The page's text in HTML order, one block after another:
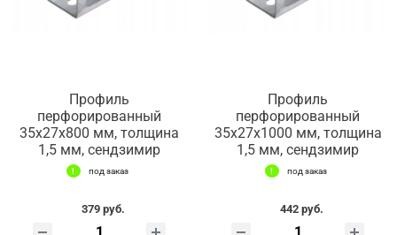
Профиль
перфорированный
35х27х800 мм, толщина
1,5 мм, сендзимир
под заказ
379 руб.
Профиль
перфорированный
35х27х1000 мм, толщина
1,5 мм, сендзимир
под заказ
442 руб.